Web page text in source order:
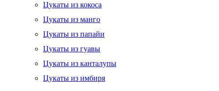
Цукаты из кокоса
Цукаты из манго
Цукаты из папайи
Цукаты из гуавы
Цукаты из канталупы
Цукаты из имбиря